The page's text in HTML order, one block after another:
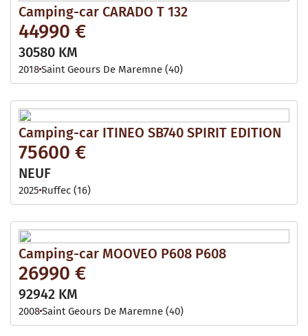
Camping-car CARADO T 132
44990 €
30580 KM
2018Saint Geours De Maremne (40)
Camping-car ITINEO SB740 SPIRIT EDITION
75600 €
NEUF
2025 Ruffec (16)
Camping-car MOOVEO P608 P608
26990 €
92942 KM
2008Saint Geours De Maremne (40)